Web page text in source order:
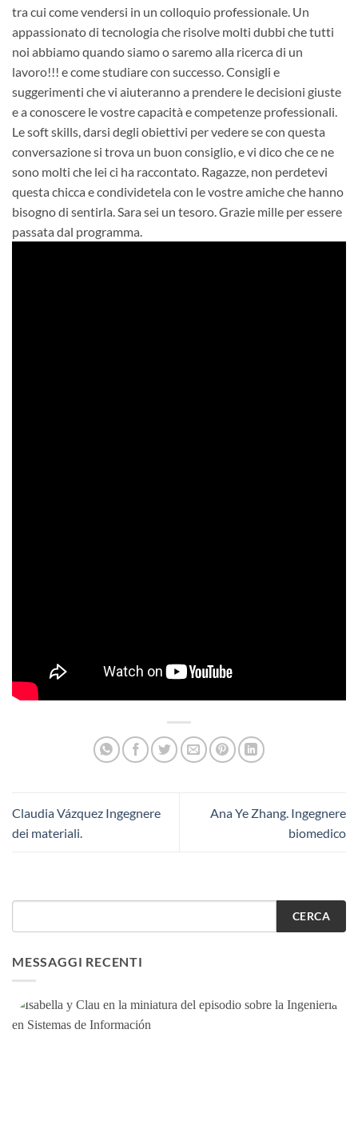
tra cui come vendersi in un colloquio professionale. Un
appassionato di tecnologia che risolve molti dubbi che tutti
noi abbiamo quando siamo o saremo alla ricerca di un
lavoro!!! e come studiare con successo. Consigli e
suggerimenti che vi aiuteranno a prendere le decisioni giuste
e a conoscere le vostre capacità e competenze professionali.
Le soft skills, darsi degli obiettivi per vedere se con questa
conversazione si trova un buon consiglio, e vi dico che ce ne
sono molti che lei ci ha raccontato. Ragazze, non perdetevi
questa chicca e condividetela con le vostre amiche che hanno
bisogno di sentirla. Sara sei un tesoro. Grazie mille per essere
passata dal programma.
Claudia Vázquez Ingegnere
dei materiali.
Ana Ye Zhang. Ingegnere
biomedico
CERCA
MESSAGGI RECENTI